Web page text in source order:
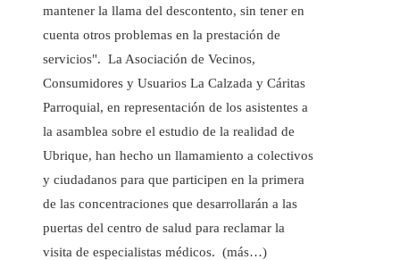
mantener la llama del descontento, sin tener en
cuenta otros problemas en la prestación de
servicios". La Asociación de Vecinos,
Consumidores y Usuarios La Calzada y Cáritas
Parroquial, en representación de los asistentes a
la asamblea sobre el estudio de la realidad de
Ubrique, han hecho un llamamiento a colectivos
y ciudadanos para que participen en la primera
de las concentraciones que desarrollarán a las
puertas del centro de salud para reclamar la
visita de especialistas médicos. (más…)